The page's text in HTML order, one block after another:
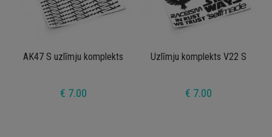
AK47 S uzlīmju komplekts
€ 7.00
Uzlīmju komplekts V22 S
€ 7.00